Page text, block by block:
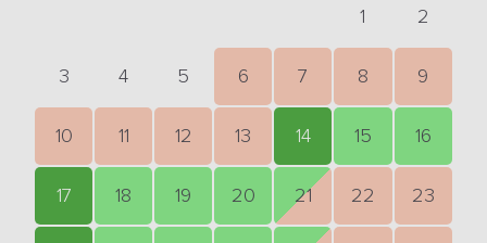
1 2
3 4 5 6 7 8 9
10 11 12 13 14 15 16
17 18 19 20 21 22 23